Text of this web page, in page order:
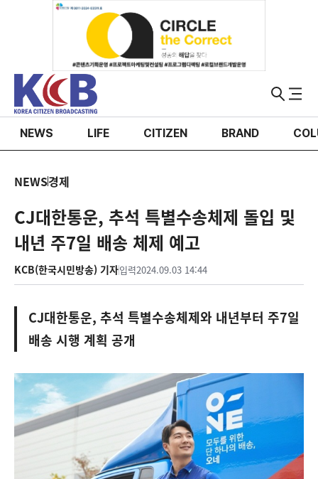
NEWS LIFE CITIZEN BRAND
NEWS경제
CJ대한통운, 추석 특별수송체제 돌입 및
내년 주7일 배송 체제 예고
KCB(한국시민방송) 기자입력2024.09.03 14:44
CJ대한통운, 추석 특별수송체제와 내년부터 주7일
배송 시행 계획 공개